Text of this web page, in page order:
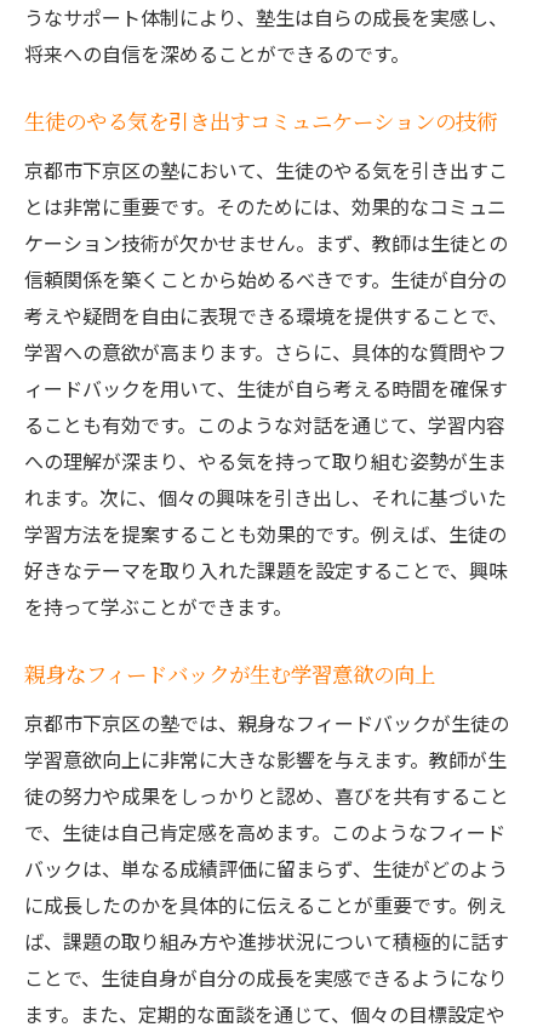
うなサポート体制により、塾生は自らの成長を実感し、
将来への自信を深めることができるのです。
生徒のやる気を引き出すコミュニケーションの技術
京都市下京区の塾において、生徒のやる気を引き出すこ
とは非常に重要です。そのためには、効果的なコミュニ
ケーション技術が欠かせません。まず、教師は生徒との
信頼関係を築くことから始めるべきです。生徒が自分の
考えや疑問を自由に表現できる環境を提供することで、
学習への意欲が高まります。さらに、具体的な質問やフ
ィードバックを用いて、生徒が自ら考える時間を確保す
ることも有効です。このような対話を通じて、学習内容
への理解が深まり、やる気を持って取り組む姿勢が生ま
れます。次に、個々の興味を引き出し、それに基づいた
学習方法を提案することも効果的です。例えば、生徒の
好きなテーマを取り入れた課題を設定することで、興味
を持って学ぶことができます。
親身なフィードバックが生む学習意欲の向上
京都市下京区の塾では、親身なフィードバックが生徒の
学習意欲向上に非常に大きな影響を与えます。教師が生
徒の努力や成果をしっかりと認め、喜びを共有すること
で、生徒は自己肯定感を高めます。このようなフィード
バックは、単なる成績評価に留まらず、生徒がどのよう
に成長したのかを具体的に伝えることが重要です。例え
ば、課題の取り組み方や進捗状況について積極的に話す
ことで、生徒自身が自分の成長を実感できるようになり
ます。また、定期的な面談を通じて、個々の目標設定や